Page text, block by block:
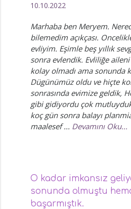
10.10.2022
Marhaba ben Meryem.
bilemedim açıkçası.
evliyim. Eşimle beş yıllık
sonra evlendik. Evliliğe
kolay olmadı ama sonunda
Dügünümüz oldu ve hiçte
sonrasında evimize geldik,
gibi gidiyordu çok
koç gün sonra balayı
maalesef ... Devamını Oku...
O kadar imkansız
sonunda olmuştu
başarmıştık.